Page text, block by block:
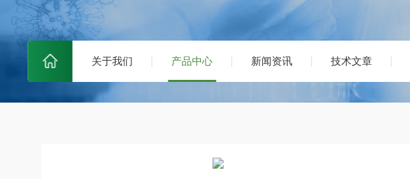
关于我们 产品中心 新闻资讯 技术文章